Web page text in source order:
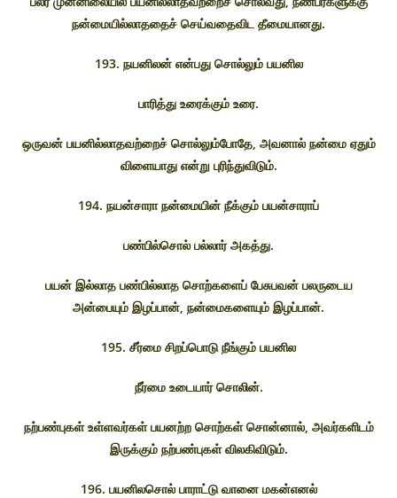
நன்மையில்லாததைச் செய்வதைவிட தீமையானது.
193. நயனிலன் என்பது சொல்லும் பயனில
பாரித்து உரைக்கும் உரை.
ஒருவன் பயனில்லாதவற்றைச் சொல்லும்போதே, அவனால் நன்மை ஏதும்
விளையாது என்று புரிந்துவிடும்.
194. நயன்சாரா நன்மையின் நீக்கும் பயன்சாராப்
பண்பில்சொல் பல்லார் அகத்து.
பயன் இல்லாத பண்பில்லாத சொற்களைப் பேசுபவன் பலருடைய
அன்பையும் இழப்பான், நன்மைகளையும் இழப்பான்.
195. சீர்மை சிறப்பொடு நீங்கும் பயனில
நீர்மை உடையார் சொலின்.
நற்பண்புகள் உள்ளவர்கள் பயனற்ற சொற்கள் சொன்னால், அவர்களிடம்
இருக்கும் நற்பண்புகள் விலகிவிடும்.
196. பயனிலசொல் பாராட்டு வானை மகன்எனல்